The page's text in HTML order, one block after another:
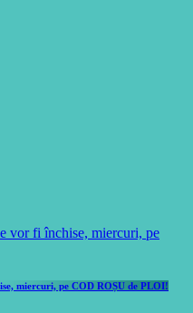
miercuri, pe COD ROȘU de PLOI!